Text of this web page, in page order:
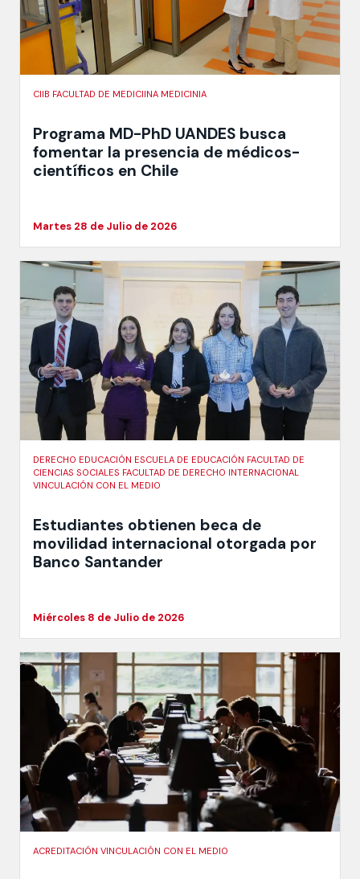
CIIB FACULTAD DE MEDICIINA MEDICINIA
Programa MD-PhD UANDES busca
fomentar la presencia de médicos-
científicos en Chile
Martes 28 de Julio de 2026
DERECHO EDUCACIÓN ESCUELA DE EDUCACIÓN FACULTAD DE
CIENCIAS SOCIALES FACULTAD DE DERECHO INTERNACIONAL
VINCULACIÓN CON EL MEDIO
Estudiantes obtienen beca de
movilidad internacional otorgada por
Banco Santander
Miércoles 8 de Julio de 2026
ACREDITACIÓN VINCULACIÓN CON EL MEDIO